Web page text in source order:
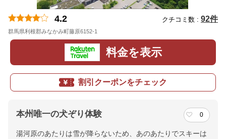
4.2 クチコミ数 : 92件
群馬県利根郡みなかみ町藤原6152-1
料金を表示
割引クーポンをチェック
本州唯一の犬ぞり体験 0
湯河原のあたりは雪が降らないため、あのあたりでスキーは